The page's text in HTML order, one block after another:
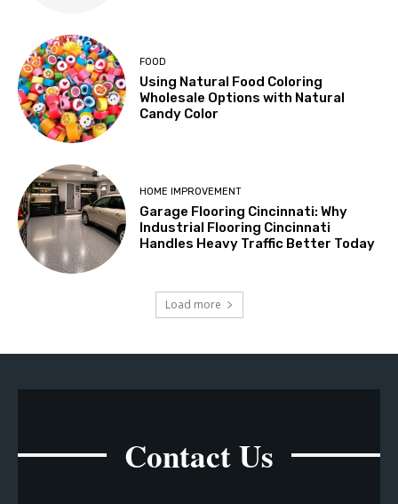
FOOD
Using Natural Food Coloring
Wholesale Options with Natural
Candy Color
HOME IMPROVEMENT
Garage Flooring Cincinnati: Why
Industrial Flooring Cincinnati
Handles Heavy Traffic Better Today
Load more
Contact Us